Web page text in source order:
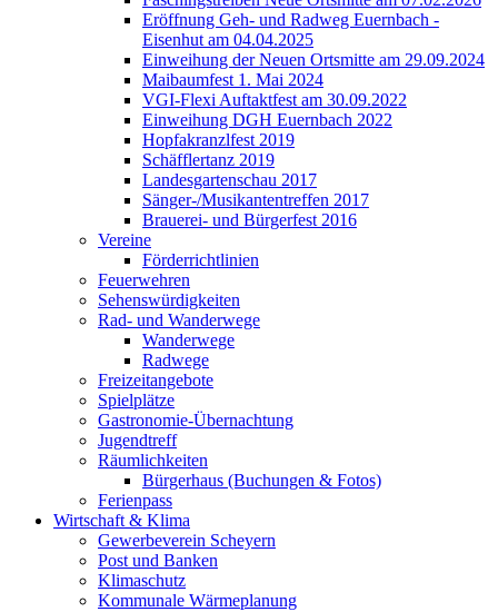
Eröffnung Geh- und Radweg Euernbach -
Eisenhut am 04.04.2025
Einweihung der Neuen Ortsmitte am 29.09.2024
Maibaumfest 1. Mai 2024
VGI-Flexi Auftaktfest am 30.09.2022
Einweihung DGH Euernbach 2022
Hopfakranzlfest 2019
Schäfflertanz 2019
Landesgartenschau 2017
Sänger-/Musikantentreffen 2017
Brauerei- und Bürgerfest 2016
Vereine
Förderrichtlinien
Feuerwehren
Sehenswürdigkeiten
Rad- und Wanderwege
Wanderwege
Radwege
Freizeitangebote
Spielplätze
Gastronomie-Übernachtung
Jugendtreff
Räumlichkeiten
Bürgerhaus (Buchungen & Fotos)
Ferienpass
Wirtschaft & Klima
Gewerbeverein Scheyern
Post und Banken
Klimaschutz
Kommunale Wärmeplanung